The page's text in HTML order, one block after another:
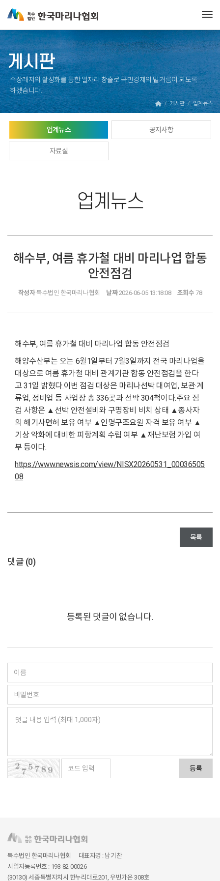
게시판
수상레저의 활성화를 통한 일자리 창출로 국민경제의 밑거름이 되도록
하겠습니다.
게시판 업계뉴스
업계뉴스 공지사항
자료실
업계뉴스
해수부, 여름 휴가철 대비 마리나업 합동
안전점검
작성자특수법인 한국마리나협회 날짜2026-06-05 13:18:08 조회수 78
해수부, 여름 휴가철 대비 마리나업 합동 안전점검
해양수산부는 오는 6월1일부터 7월3일까지 전국 마리나업을
대상으로 여름 휴가철 대비 관계기관 합동 안전점검을 한다
고 31일 밝혔다.이번 점검 대상은 마리나선박 대여업, 보관·계
류업, 정비업 등 사업장 총 336곳과 선박 304척이다.주요 점
검 사항은 ▲선박 안전설비와 구명장비 비치 상태 ▲종사자
의 해기사면허 보유 여부 ▲인명구조요원 자격 보유 여부 ▲
기상 악화에 대비한 피항계획 수립 여부 ▲재난보험 가입 여
부 등이다.
https://www.newsis.com/view/NISX20260531_00036505
08
목록
댓글 (0)
등록된 댓글이 없습니다.
등록
특수법인 한국마리나협회
대표자명 : 남기찬
사업자등록번호 : 193-82-00026
(30130) 세종특별자치시 한누리대로201, 우빈가온 308호